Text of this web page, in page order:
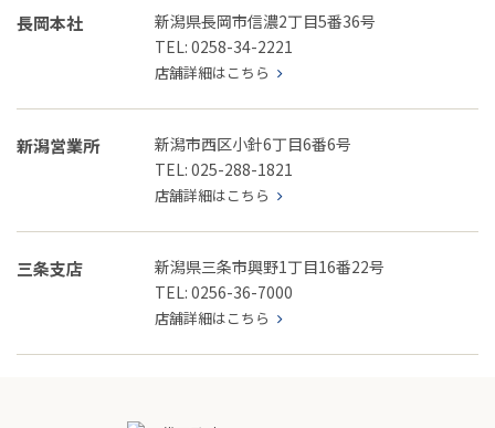
長岡本社
新潟県長岡市信濃2丁目5番36号
TEL: 0258-34-2221
店舗詳細はこちら
新潟営業所
新潟市西区小針6丁目6番6号
TEL: 025-288-1821
店舗詳細はこちら
三条支店
新潟県三条市興野1丁目16番22号
TEL: 0256-36-7000
店舗詳細はこちら